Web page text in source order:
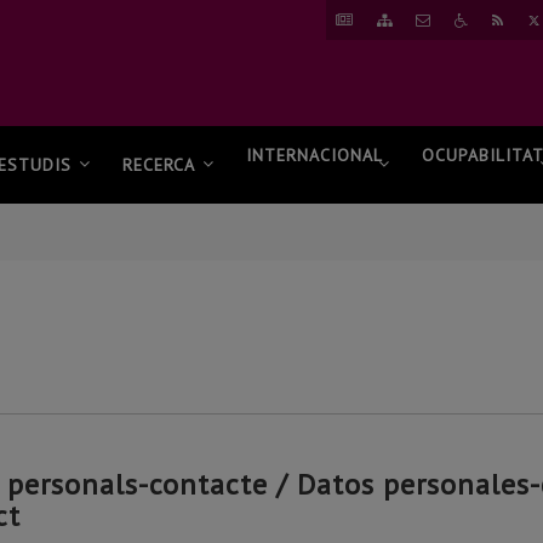
ANARANARCONTACTAR
ANARRSS
ESTUDIS RECERCA INTERNACIONAL OCUPABILITAT
personals-contacte / Datos